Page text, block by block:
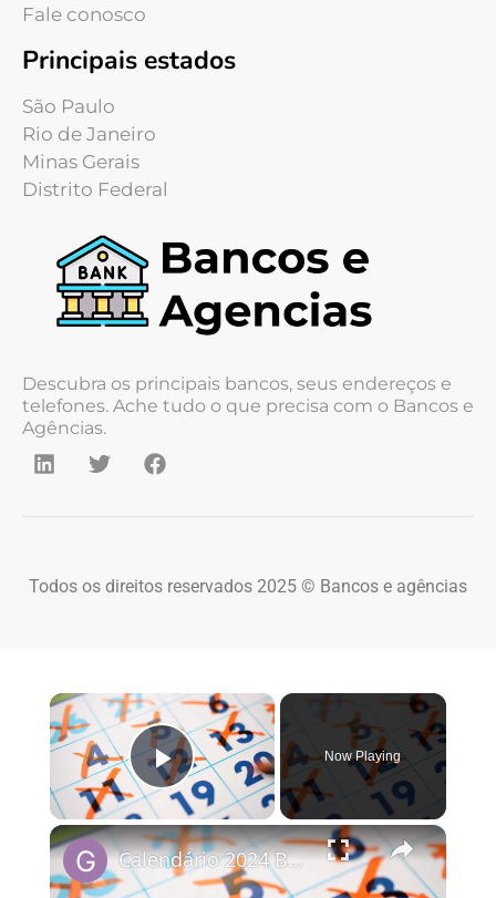
Fale conosco
Principais estados
São Paulo
Rio de Janeiro
Minas Gerais
Distrito Federal
Descubra os principais bancos, seus endereços e
telefones. Ache tudo o que precisa com o Bancos e
Agências.
Todos os direitos reservados 2025 © Bancos e agências
×
Play Video
Now Playing
×
Calendário 2024 Brasil